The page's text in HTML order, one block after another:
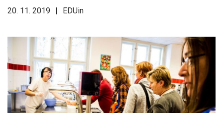
Pro média
Tiskové zprávy
Pro média
Pro zřizovatele
20. 11. 2019 EDUin